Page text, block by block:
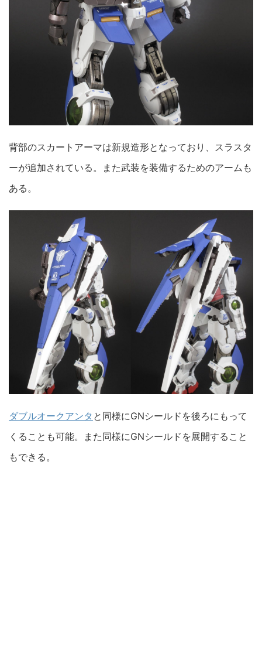
背部のスカートアーマは新規造形となっており、スラスタ
ーが追加されている。また武装を装備するためのアームも
ある。
ダブルオークアンタ と同様にGNシールドを後ろにもって
くることも可能。また同様にGNシールドを展開すること
もできる。